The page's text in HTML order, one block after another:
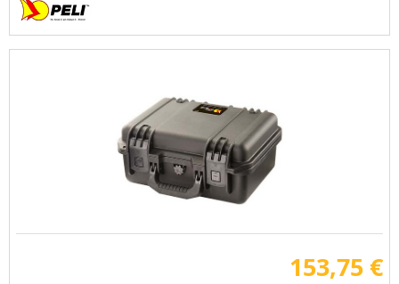
153,75 €